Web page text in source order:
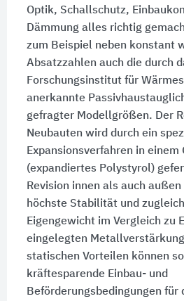
Optik, Schallschutz,
Dämmung alles richtig
zum Beispiel neben konstant
Absatzzahlen auch die durch
Forschungsinstitut für
anerkannte
gefragter Modellgrößen. Der
Neubauten wird durch ein
Expansionsverfahren in einem
(expandiertes Polystyrol)
Revision innen als auch
höchste Stabilität und
Eigengewicht im Vergleich zu
eingelegten
statischen Vorteilen können
kräftesparende Einbau- und
Beförderungsbedingungen für